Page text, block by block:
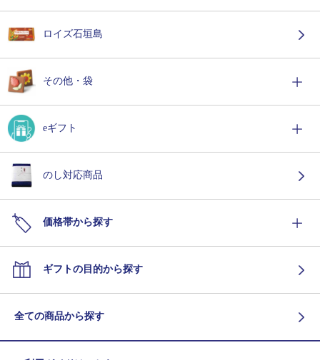
ロイズ石垣島
その他・袋
eギフト
のし対応商品
価格帯から探す
ギフトの目的から探す
全ての商品から探す